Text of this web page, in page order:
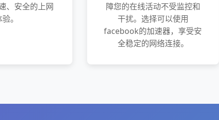
、安全的上网
。
障您的在线活动不受监控和
干扰。选择可以使用
facebook的加速器，享受安
全稳定的网络连接。